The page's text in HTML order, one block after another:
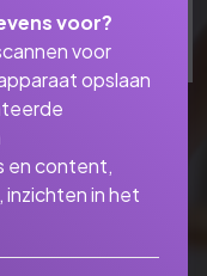
voor?
voor
opslaan
en content,
in het